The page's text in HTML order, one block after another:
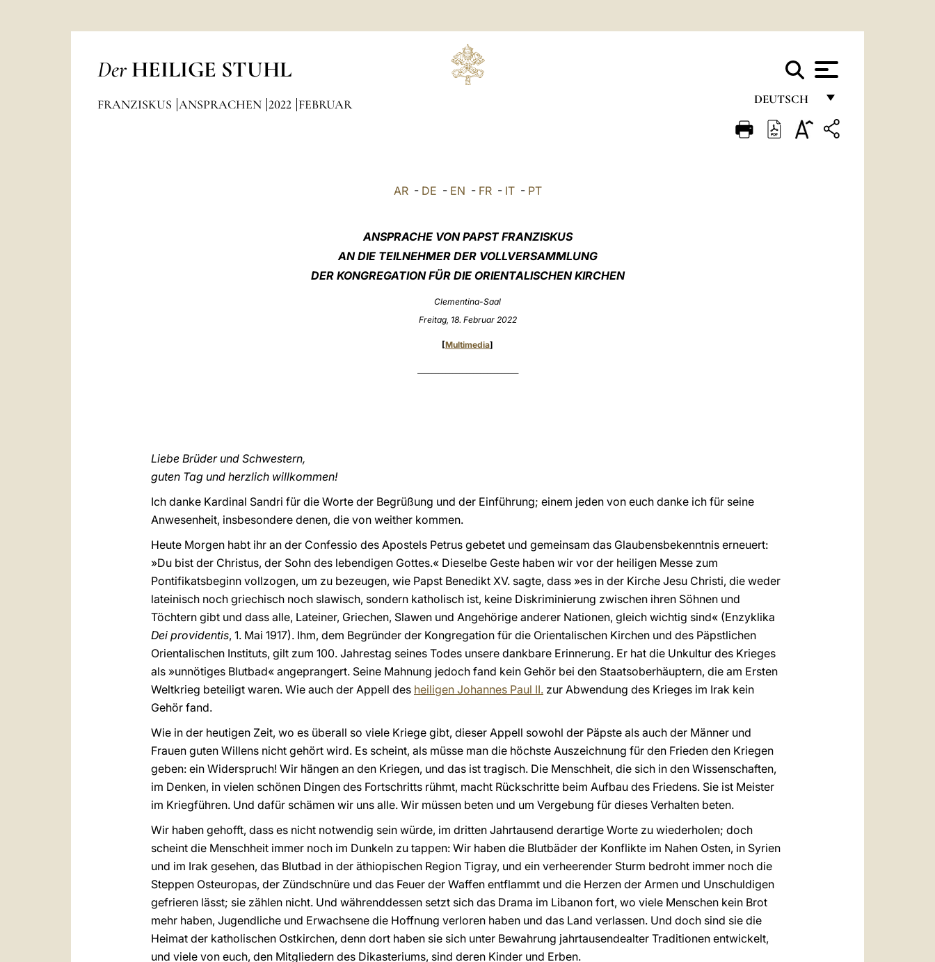
Der HEILIGE STUHL
DEUTSCH
FRANÇAIS
FRANZISKUS ANSPRACHEN 2022 FEBRUAR
AR- DE - EN - FR- IT- PT
ANSPRACHE VON PAPST FRANZISKUS
AN DIE TEILNEHMER DER VOLLVERSAMMLUNG
DER KONGREGATION FÜR DIE ORIENTALISCHEN KIRCHEN
Clementina-Saal
Freitag, 18. Februar 2022
[Multimedia]
Liebe Brüder und Schwestern,
guten Tag und herzlich willkommen!
Ich danke Kardinal Sandri für die Worte der Begrüßung und der Einführung; einem jeden von euch danke ich für seine
Anwesenheit, insbesondere denen, die von weither kommen.
Heute Morgen habt ihr an der Confessio des Apostels Petrus gebetet und gemeinsam das Glaubensbekenntnis erneuert:
»Du bist der Christus, der Sohn des lebendigen Gottes.« Dieselbe Geste haben wir vor der heiligen Messe zum
Pontifikatsbeginn vollzogen, um zu bezeugen, wie Papst Benedikt XV. sagte, dass »es in der Kirche Jesu Christi, die weder
lateinisch noch griechisch noch slawisch, sondern katholisch ist, keine Diskriminierung zwischen ihren Söhnen und
Töchtern gibt und dass alle, Lateiner, Griechen, Slawen und Angehörige anderer Nationen, gleich wichtig sind« (Enzyklika
Dei providentis, 1. Mai 1917). Ihm, dem Begründer der Kongregation für die Orientalischen Kirchen und des Päpstlichen
Orientalischen Instituts, gilt zum 100. Jahrestag seines Todes unsere dankbare Erinnerung. Er hat die Unkultur des Krieges
als »unnötiges Blutbad« angeprangert. Seine Mahnung jedoch fand kein Gehör bei den Staatsoberhäuptern, die am Ersten
Weltkrieg beteiligt waren. Wie auch der Appell des heiligen Johannes Paul II. zur Abwendung des Krieges im Irak kein
Gehör fand.
Wie in der heutigen Zeit, wo es überall so viele Kriege gibt, dieser Appell sowohl der Päpste als auch der Männer und
Frauen guten Willens nicht gehört wird. Es scheint, als müsse man die höchste Auszeichnung für den Frieden den Kriegen
geben: ein Widerspruch! Wir hängen an den Kriegen, und das ist tragisch. Die Menschheit, die sich in den Wissenschaften,
im Denken, in vielen schönen Dingen des Fortschritts rühmt, macht Rückschritte beim Aufbau des Friedens. Sie ist Meister
im Kriegführen. Und dafür schämen wir uns alle. Wir müssen beten und um Vergebung für dieses Verhalten beten.
Wir haben gehofft, dass es nicht notwendig sein würde, im dritten Jahrtausend derartige Worte zu wiederholen; doch
scheint die Menschheit immer noch im Dunkeln zu tappen: Wir haben die Blutbäder der Konflikte im Nahen Osten, in Syrien
und im Irak gesehen, das Blutbad in der äthiopischen Region Tigray, und ein verheerender Sturm bedroht immer noch die
Steppen Osteuropas, der Zündschnüre und das Feuer der Waffen entflammt und die Herzen der Armen und Unschuldigen
gefrieren lässt; sie zählen nicht. Und währenddessen setzt sich das Drama im Libanon fort, wo viele Menschen kein Brot
mehr haben, Jugendliche und Erwachsene die Hoffnung verloren haben und das Land verlassen. Und doch sind sie die
Heimat der katholischen Ostkirchen, denn dort haben sie sich unter Bewahrung jahrtausendealter Traditionen entwickelt,
und viele von euch, den Mitgliedern des Dikasteriums, sind deren Kinder und Erben.